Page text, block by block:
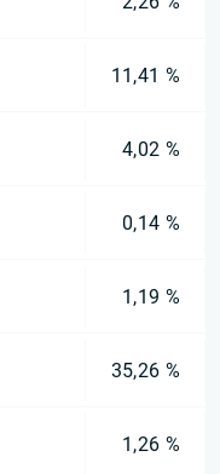
11,41 %
4,02 %
0,14 %
1,19 %
35,26 %
1,26 %